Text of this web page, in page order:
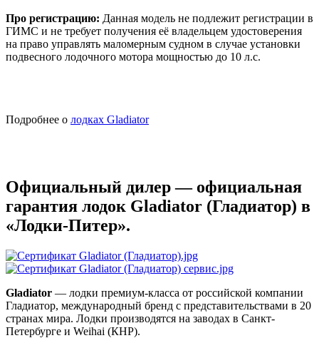
Про регистрацию: Данная модель не подлежит регистрации в
ГИМС и не требует получения её владельцем удостоверения
на право управлять маломерным судном в случае установки
подвесного лодочного мотора мощностью до 10 л.с.
Подробнее о лодках Gladiator
Официальный дилер — официальная
гарантия лодок Gladiator (Гладиатор) в
«Лодки-Питер».
Gladiator — лодки премиум-класса от российской компании
Гладиатор, международный бренд с представительствами в 20
странах мира. Лодки производятся на заводах в Санкт-
Петербурге и Weihai (КНР).